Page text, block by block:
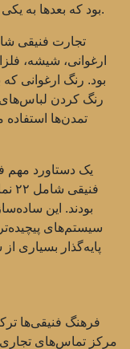
بود که بعدها به یکی از قدرت‌های عظیم دنیای باستان تبدیل شد.
تجارت فنیقی
ارغوانی، شیشه،
بود. رنگ ارغوانی
رنگ کردن لباس‌های
تمدن‌ها
یک دستاورد مهم
بودند. این
سیستم‌های
پایه‌گذار بسیاری
فرهنگ فنیقی‌ها
مرکز تماس‌های